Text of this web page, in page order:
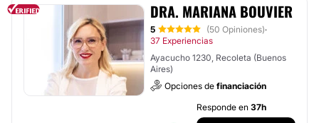
DRA. MARIANA BOUVIER
5 (50 Opiniones)·
37 Experiencias
Ayacucho 1230, Recoleta (Buenos
Aires)
Opciones de financiación
Responde en 37h